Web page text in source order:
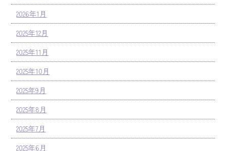
2026年1月
2025年12月
2025年11月
2025年10月
2025年9月
2025年8月
2025年7月
2025年6月